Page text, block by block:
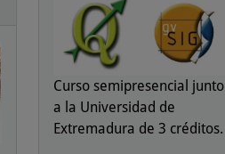
Curso semipresencial junto
a la Universidad de
Extremadura de 3 créditos.